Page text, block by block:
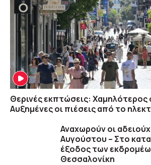
Θερινές εκπτώσεις: Χαμηλότερος
Αυξημένες οι πιέσεις από το
Αναχωρούν οι
Αυγούστου – Στο
έξοδος των
Θεσσαλονίκη